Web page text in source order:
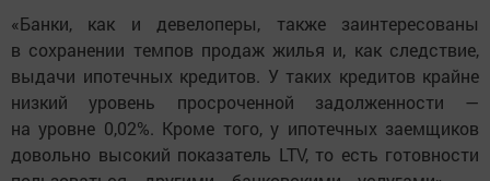
«Банки, как и девелоперы, также заинтересованы
в сохранении темпов продаж жилья и, как следствие,
выдачи ипотечных кредитов. У таких кредитов крайне
низкий уровень просроченной задолженности —
на уровне 0,02%. Кроме того, у ипотечных заемщиков
довольно высокий показатель LTV, то есть готовности